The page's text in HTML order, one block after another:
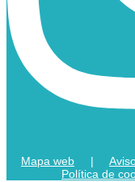
Mapa web |
Política de